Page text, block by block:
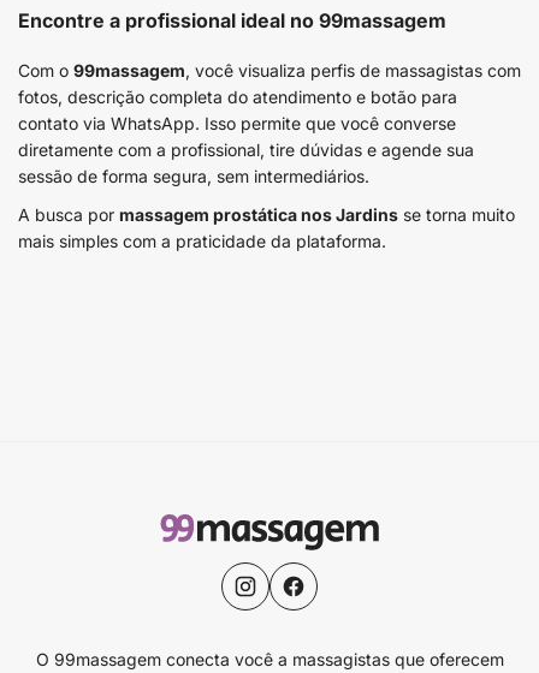
Encontre a profissional ideal no 99massagem
Com o 99massagem, você visualiza perfis de massagistas com
fotos, descrição completa do atendimento e botão para
contato via WhatsApp. Isso permite que você converse
diretamente com a profissional, tire dúvidas e agende sua
sessão de forma segura, sem intermediários.
A busca por massagem prostática nos Jardins se torna muito
mais simples com a praticidade da plataforma.
O 99massagem conecta você a massagistas que oferecem